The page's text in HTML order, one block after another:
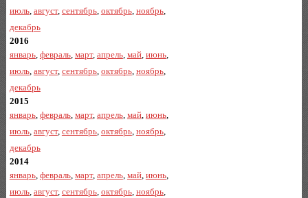
июль, август, сентябрь, октябрь, ноябрь,
декабрь
2016
январь, февраль, март, апрель, май, июнь,
июль, август, сентябрь, октябрь, ноябрь,
декабрь
2015
январь, февраль, март, апрель, май, июнь,
июль, август, сентябрь, октябрь, ноябрь,
декабрь
2014
январь, февраль, март, апрель, май, июнь,
июль, август, сентябрь, октябрь, ноябрь,